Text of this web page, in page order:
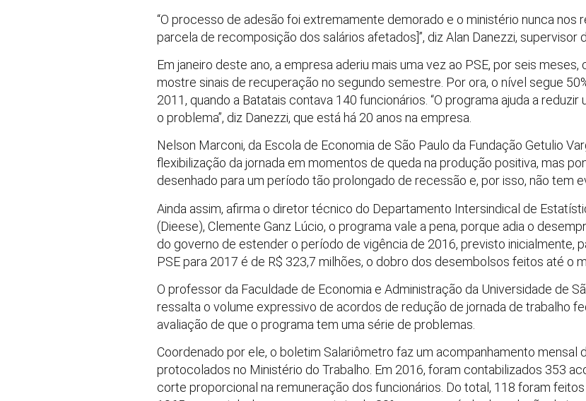
“O processo de adesão foi extremamente demorado e o ministério nunca nos
parcela de recomposição dos salários afetados]”, diz Alan Danezzi, supervisor
Em janeiro deste ano, a empresa aderiu mais uma vez ao PSE, por seis
mostre sinais de recuperação no segundo semestre. Por ora, o nível segue
2011, quando a Batatais contava 140 funcionários. “O programa ajuda a
o problema”, diz Danezzi, que está há 20 anos na empresa.
Nelson Marconi, da Escola de Economia de São Paulo da Fundação Getulio
flexibilização da jornada em momentos de queda na produção positiva, mas
desenhado para um período tão prolongado de recessão e, por isso, não tem
Ainda assim, afirma o diretor técnico do Departamento Intersindical de
(Dieese), Clemente Ganz Lúcio, o programa vale a pena, porque adia o
do governo de estender o período de vigência de 2016, previsto inicialmente,
PSE para 2017 é de R$ 323,7 milhões, o dobro dos desembolsos feitos até o
O professor da Faculdade de Economia e Administração da Universidade de
ressalta o volume expressivo de acordos de redução de jornada de trabalho
avaliação de que o programa tem uma série de problemas.
Coordenado por ele, o boletim Salariômetro faz um acompanhamento
protocolados no Ministério do Trabalho. Em 2016, foram contabilizados 353
corte proporcional na remuneração dos funcionários. Do total, 118 foram feitos